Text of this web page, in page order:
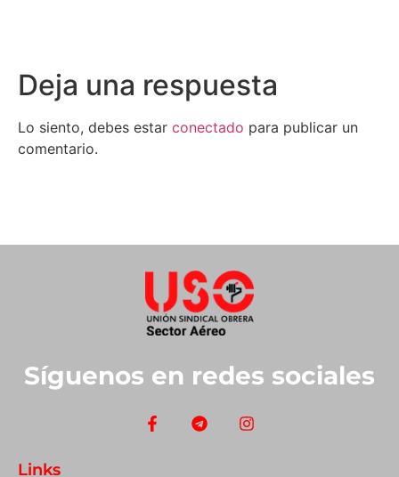
Deja una respuesta
Lo siento, debes estar conectado para publicar un
comentario.
Síguenos en redes sociales
Links